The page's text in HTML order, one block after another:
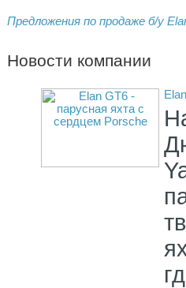
Предложения по продаже б/у
Новости компании